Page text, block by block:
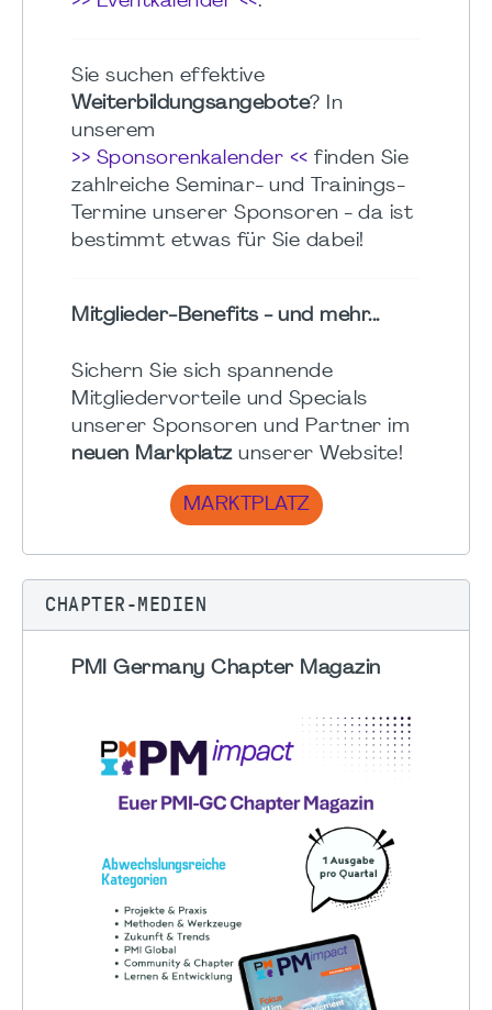
Sie suchen effektive
Weiterbildungsangebote? In
unserem
>> Sponsorenkalender << finden Sie
zahlreiche Seminar- und Trainings-
Termine unserer Sponsoren - da ist
bestimmt etwas für Sie dabei!
Mitglieder-Benefits - und mehr...
Sichern Sie sich spannende
Mitgliedervorteile und Specials
unserer Sponsoren und Partner im
neuen Markplatzunserer Website!
MARKTPLATZ
CHAPTER-MEDIEN
PMI Germany Chapter Magazin